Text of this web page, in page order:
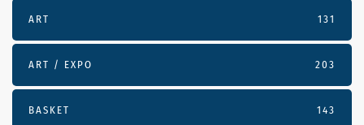
ART 131
ART / EXPO 203
BASKET 143